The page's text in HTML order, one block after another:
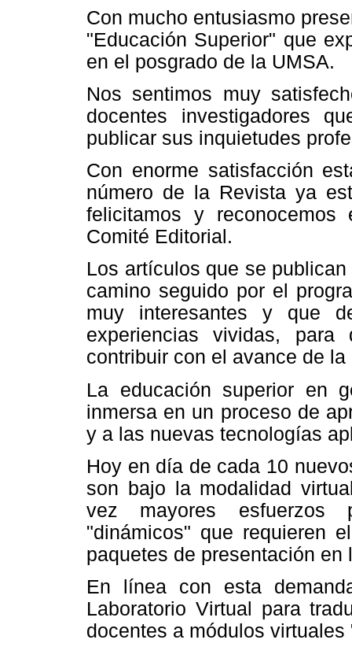
Con mucho entusiasmo
"Educación Superior" que
en el posgrado de la UMSA.
Nos sentimos muy
docentes investigadores
publicar sus inquietudes
Con enorme satisfacción
número de la Revista ya
felicitamos y
Comité Editorial.
Los artículos que se
camino seguido por el
muy interesantes y que
experiencias vividas,
contribuir con el avance de la
La educación superior en
inmersa en un proceso de
y a las nuevas tecnologías
Hoy en día de cada 10
son bajo la modalidad
vez mayores esfuerzos
"dinámicos" que requieren
paquetes de presentación
En línea con esta
Laboratorio Virtual para
docentes a módulos virtuales